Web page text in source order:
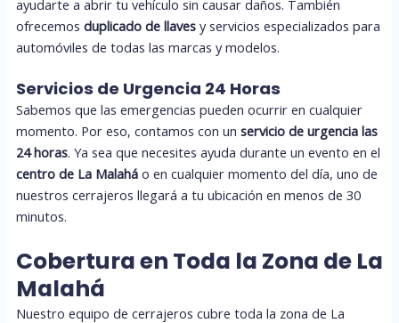
ayudarte a abrir tu vehículo sin causar daños. También
ofrecemos duplicado de llavesy servicios especializados para
automóviles de todas las marcas y modelos.
Servicios de Urgencia 24 Horas
Sabemos que las emergencias pueden ocurrir en cualquier
momento. Por eso, contamos con un servicio de urgencia las
24 horas. Ya sea que necesites ayuda durante un evento en el
centro de La Malaháo en cualquier momento del día, uno de
nuestros cerrajeros llegará a tu ubicación en menos de 30
minutos.
Cobertura en Toda la Zona de La
Malahá
Nuestro equipo de cerrajeros cubre toda la zona de La